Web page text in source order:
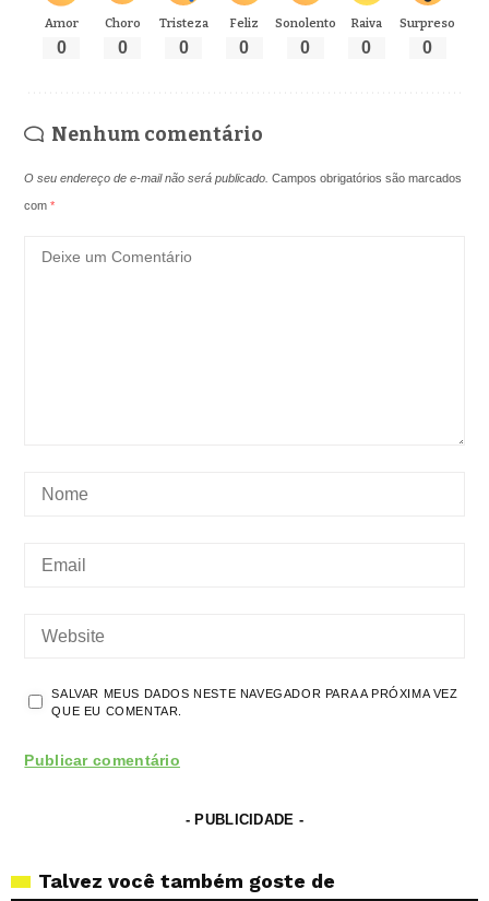
Amor
0
Choro
0
Tristeza
0
Feliz
0
Sonolento
0
Raiva
0
Surpreso
0
Nenhum comentário
O seu endereço de e-mail não será publicado. Campos obrigatórios são marcados
com*
SALVAR MEUS DADOS NESTE NAVEGADOR PARA A PRÓXIMA VEZ
QUE EU COMENTAR.
- PUBLICIDADE -
Talvez você também goste de